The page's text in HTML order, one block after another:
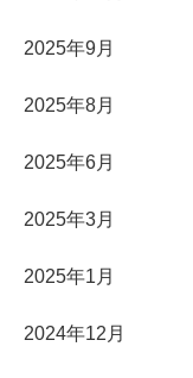
2025年9月
2025年8月
2025年6月
2025年3月
2025年1月
2024年12月